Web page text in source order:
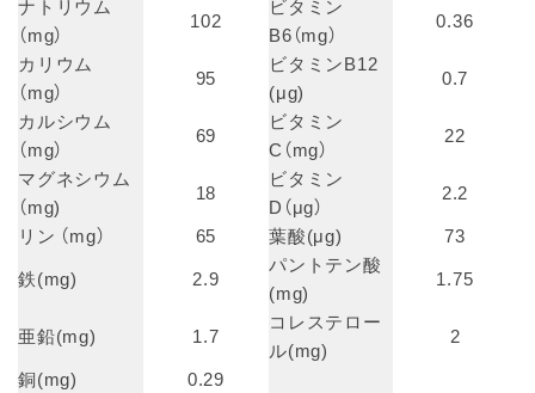
ナトリウム
（mg）
102
ビタミン
B6（mg）
0.36
カリウム
（mg）
95
ビタミンB12
(μg)
0.7
カルシウム
（mg）
69
ビタミン
C（mg）
22
マグネシウム
（mg)
18
ビタミン
D（μg）
2.2
リン （mg）
65 葉酸(μg)
73
鉄(mg)
2.9
パントテン酸
(mg)
1.75
亜鉛(mg) 1.7
コレステロー
ル(mg)
2
銅(mg)
0.29